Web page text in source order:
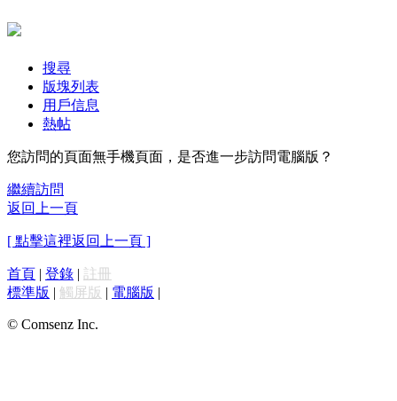
搜尋
版塊列表
用戶信息
熱帖
您訪問的頁面無手機頁面，是否進一步訪問電腦版？
繼續訪問
返回上一頁
[ 點擊這裡返回上一頁 ]
首頁 | 登錄 | 註冊
標準版 | 觸屏版 | 電腦版 |
© Comsenz Inc.